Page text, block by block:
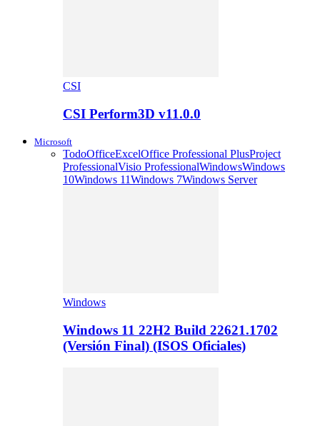
CSI
CSI Perform3D v11.0.0
Microsoft
TodoOfficeExcelOffice Professional PlusProject
ProfessionalVisio ProfessionalWindowsWindows
10Windows 11Windows 7Windows Server
Windows
Windows 11 22H2 Build 22621.1702
(Versión Final) (ISOS Oficiales)